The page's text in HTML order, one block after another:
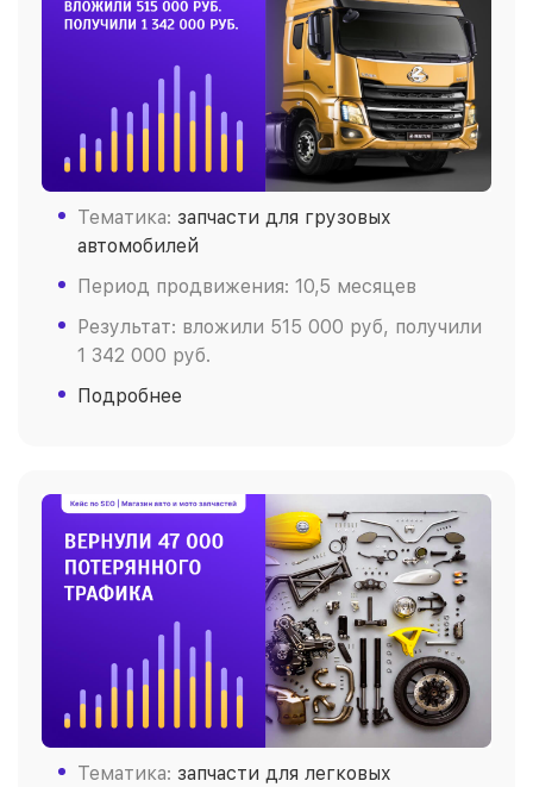
Тематика: запчасти для грузовых
автомобилей
Период продвижения: 10,5 месяцев
Результат: вложили 515 000 руб, получили
1 342 000 руб.
Подробнее
Тематика: запчасти для легковых